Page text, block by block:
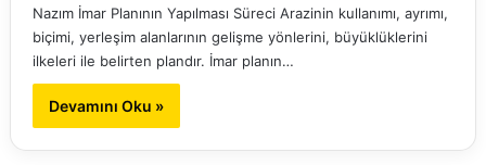
Nazım İmar Planının Yapılması Süreci Arazinin kullanımı, ayrımı,
biçimi, yerleşim alanlarının gelişme yönlerini, büyüklüklerini
ilkeleri ile belirten plandır. İmar planın…
Devamını Oku »